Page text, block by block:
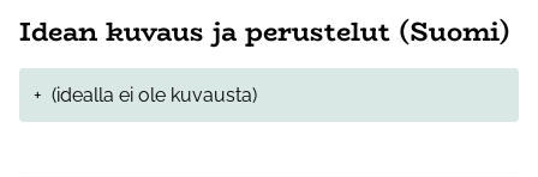
Idean kuvaus ja perustelut (Suomi)
+ (idealla ei ole kuvausta)